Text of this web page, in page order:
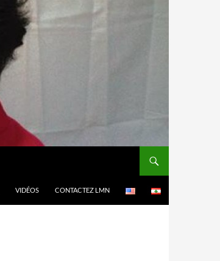
VIDÉOS CONTACTEZ LMN